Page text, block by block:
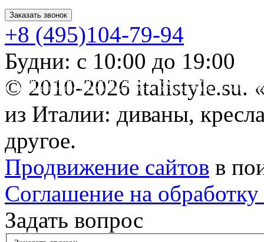
Заказать звонок
+8 (495)104-79-94
Будни: с 10:00 до 19:00
* Обращаем ваше внимание на то, что данный интернет-сайт
информационные материалы и цены, размещенные на сайте,
Гражданского кодекса РФ.
© 2010-2026 italistyle.su.
из Италии: диваны,
другое.
Продвижение сайтов в
Соглашение на
Задать вопрос